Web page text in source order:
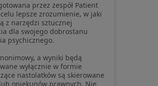
wyszukiwania
przez zespół Patient
lepsze zrozumienie, w jaki
z narzędzi sztucznej
dla swojego dobrostanu
psychicznego.
a wyniki będą
wyłącznie w formie
nastolatków są skierowane
opiekunów prawnych. Nie